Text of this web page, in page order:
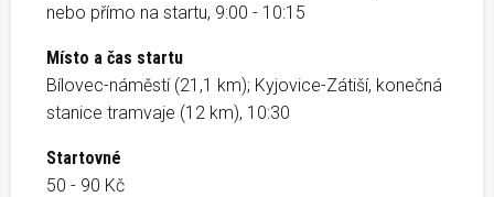
nebo přímo na startu, 9:00 - 10:15
Místo a čas startu
Bílovec-náměstí (21,1 km); Kyjovice-Zátiší, konečná
stanice tramvaje (12 km), 10:30
Startovné
50 - 90 Kč